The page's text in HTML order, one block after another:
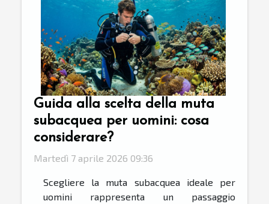
Guida alla scelta della muta
subacquea per uomini: cosa
considerare?
Martedì 7 aprile 2026 09:36
Scegliere la muta subacquea ideale per
uomini rappresenta un passaggio